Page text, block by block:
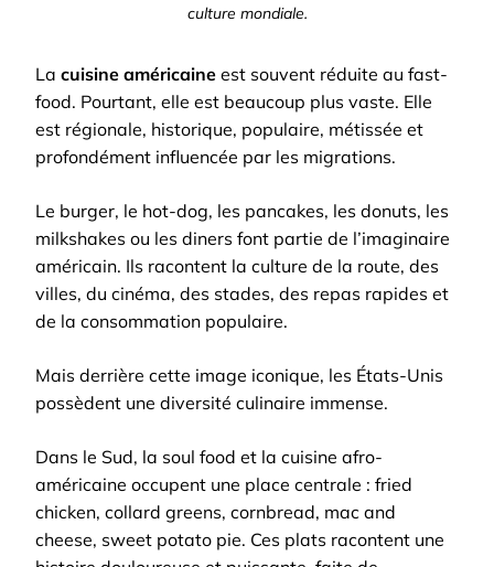
culture mondiale.
La cuisine américaine est souvent réduite au fast-
food. Pourtant, elle est beaucoup plus vaste. Elle
est régionale, historique, populaire, métissée et
profondément influencée par les migrations.
Le burger, le hot-dog, les pancakes, les donuts, les
milkshakes ou les diners font partie de l’imaginaire
américain. Ils racontent la culture de la route, des
villes, du cinéma, des stades, des repas rapides et
de la consommation populaire.
Mais derrière cette image iconique, les États-Unis
possèdent une diversité culinaire immense.
Dans le Sud, la soul food et la cuisine afro-
américaine occupent une place centrale : fried
chicken, collard greens, cornbread, mac and
cheese, sweet potato pie. Ces plats racontent une